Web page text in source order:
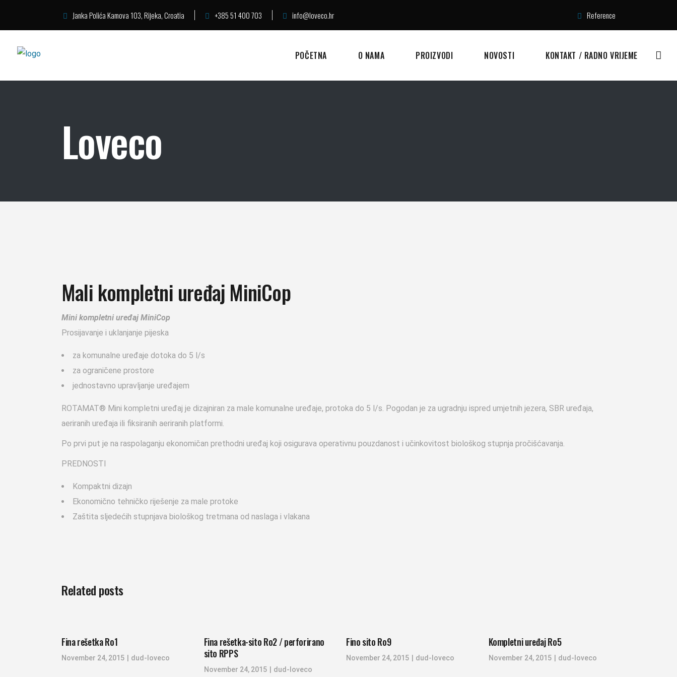
Janka Polića Kamova 103, Rijeka, Croatia +385 51 400 703 info@loveco.hr Reference
POČETNA O NAMA PROIZVODI NOVOSTI KONTAKT / RADNO VRIJEME
Loveco
Mali kompletni uređaj MiniCop
Mini kompletni uređaj MiniCop
Prosijavanje i uklanjanje pijeska
za komunalne uređaje dotoka do 5 l/s
za ograničene prostore
jednostavno upravljanje uređajem
ROTAMAT® Mini kompletni uređaj je dizajniran za male komunalne uređaje, protoka do 5 l/s. Pogodan je za ugradnju ispred umjetnih jezera, SBR uređaja,
aeriranih uređaja ili fiksiranih aeriranih platformi.
Po prvi put je na raspolaganju ekonomičan prethodni uređaj koji osigurava operativnu pouzdanost i učinkovitost biološkog stupnja pročišćavanja.
PREDNOSTI
Kompaktni dizajn
Ekonomično tehničko riješenje za male protoke
Zaštita sljedećih stupnjava biološkog tretmana od naslaga i vlakana
Related posts
Fina rešetka Ro1
November 24, 2015 dud-loveco
Fina rešetka-sito Ro2 / perforirano
sito RPPS
November 24, 2015 dud-loveco
Fino sito Ro9
November 24, 2015 dud-loveco
Kompletni uređaj Ro5
November 24, 2015 dud-loveco